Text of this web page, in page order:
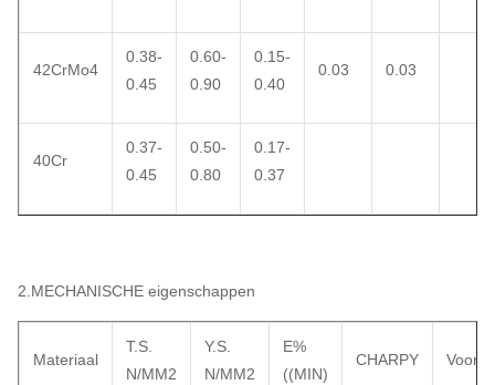
42CrMo4
0.38-
0.45
0.60-
0.90
0.15-
0.40
0.03 0.03
40Cr
0.37-
0.45
0.50-
0.80
0.17-
0.37
2.MECHANISCHE eigenschappen
Materiaal
T.S.
N/MM2
Y.S.
N/MM2
E%
((MIN)
CHARPY